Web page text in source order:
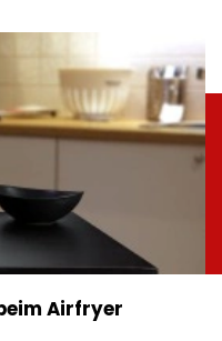
Airfryer